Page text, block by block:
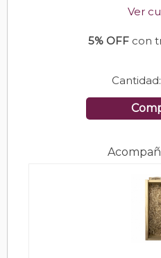
Ver
5% OFFcon
Cantidad: